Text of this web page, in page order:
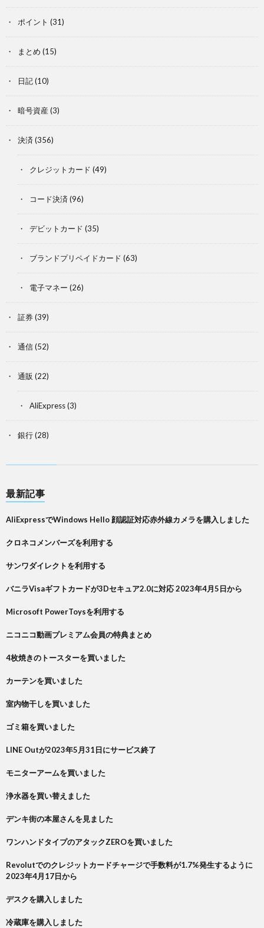
ポイント (31)
まとめ (15)
日記(10)
暗号資産 (3)
決済 (356)
クレジットカード (49)
コード決済 (96)
デビットカード (35)
ブランドプリペイドカード (63)
電子マネー (26)
証券(39)
通信(52)
通販 (22)
AliExpress(3)
銀行(28)
最新記事
AliExpressでWindows Hello 顔認証対応赤外線カメラを購入しました
クロネコメンバーズを利用する
サンワダイレクトを利用する
バニラVisaギフトカードが3Dセキュア2.0に対応 2023年4月5日から
Microsoft PowerToysを利用する
ニコニコ動画プレミアム会員の特典まとめ
4枚焼きのトースターを買いました
カーテンを買いました
室内物干しを買いました
ゴミ箱を買いました
LINE Outが2023年5月31日にサービス終了
モニターアームを買いました
浄水器を買い替えました
デンキ街の本屋さんを見ました
ワンハンドタイプのアタックZEROを買いました
Revolutでのクレジットカードチャージで手数料が1.7%発生するように
2023年4月17日から
デスクを購入しました
冷蔵庫を購入しました